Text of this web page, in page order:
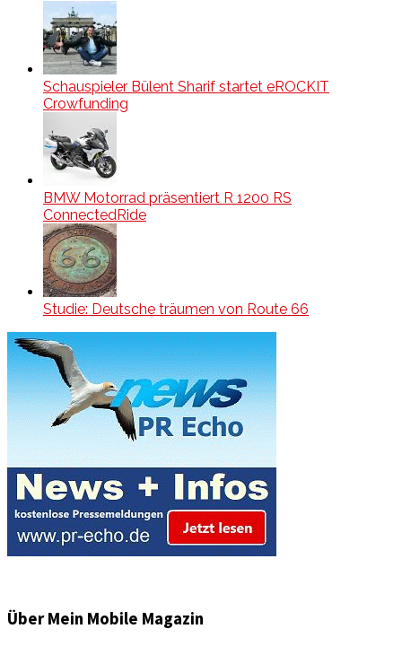
Schauspieler Bülent Sharif startet eROCKIT
Crowfunding
BMW Motorrad präsentiert R 1200 RS
ConnectedRide
Studie: Deutsche träumen von Route 66
Über Mein Mobile Magazin